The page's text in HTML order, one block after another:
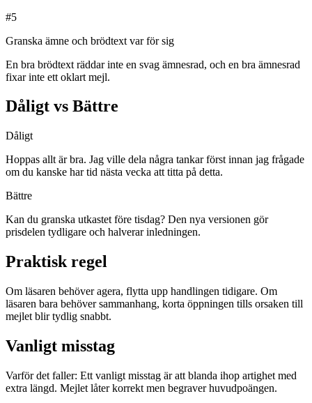
#5
Granska ämne och brödtext var för sig
En bra brödtext räddar inte en svag ämnesrad, och en bra ämnesrad
fixar inte ett oklart mejl.
Dåligt vs Bättre
Dåligt
Hoppas allt är bra. Jag ville dela några tankar först innan jag frågade
om du kanske har tid nästa vecka att titta på detta.
Bättre
Kan du granska utkastet före tisdag? Den nya versionen gör
prisdelen tydligare och halverar inledningen.
Praktisk regel
Om läsaren behöver agera, flytta upp handlingen tidigare. Om
läsaren bara behöver sammanhang, korta öppningen tills orsaken till
mejlet blir tydlig snabbt.
Vanligt misstag
Varför det faller: Ett vanligt misstag är att blanda ihop artighet med
extra längd. Mejlet låter korrekt men begraver huvudpoängen.